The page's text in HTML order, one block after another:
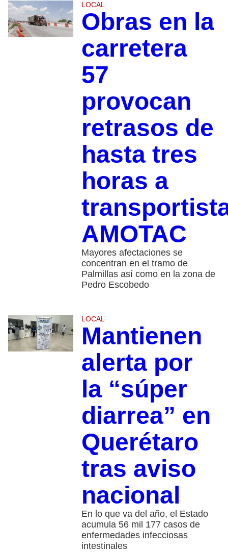
LOCAL
Obras en la
carretera
57
provocan
retrasos de
hasta tres
horas a
AMOTAC
Mayores afectaciones se
concentran en el tramo de
Palmillas así como en la zona de
Pedro Escobedo
LOCAL
Mantienen
alerta por
la “súper
diarrea” en
Querétaro
tras aviso
nacional
En lo que va del año, el Estado
acumula 56 mil 177 casos de
enfermedades infecciosas
intestinales